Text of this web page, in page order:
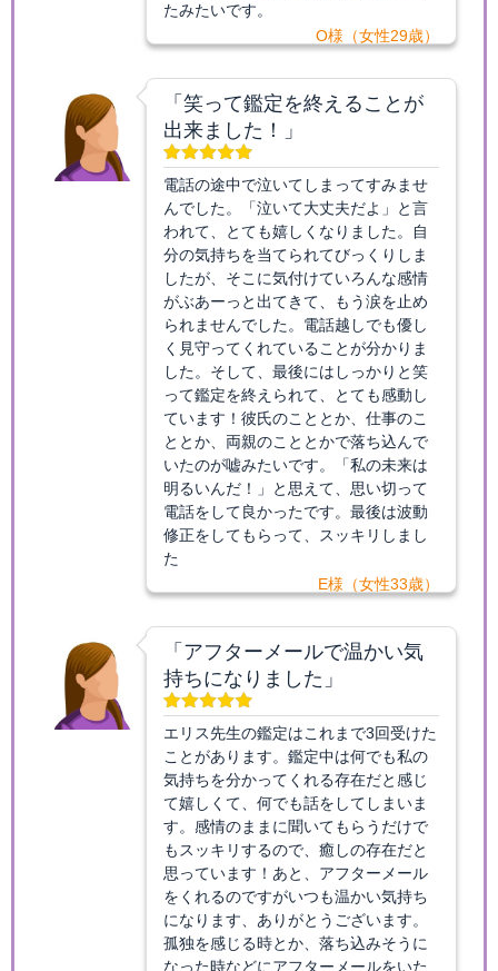
たみたいです。
O様（女性29歳）
「笑って鑑定を終えることが
出来ました！」
電話の途中で泣いてしまってすみませ
んでした。「泣いて大丈夫だよ」と言
われて、とても嬉しくなりました。自
分の気持ちを当てられてびっくりしま
したが、そこに気付けていろんな感情
がぶあーっと出てきて、もう涙を止め
られませんでした。電話越しでも優し
く見守ってくれていることが分かりま
した。そして、最後にはしっかりと笑
って鑑定を終えられて、とても感動し
ています！彼氏のこととか、仕事のこ
ととか、両親のこととかで落ち込んで
いたのが嘘みたいです。「私の未来は
明るいんだ！」と思えて、思い切って
電話をして良かったです。最後は波動
修正をしてもらって、スッキリしまし
た
E様（女性33歳）
「アフターメールで温かい気
持ちになりました」
エリス先生の鑑定はこれまで3回受けた
ことがあります。鑑定中は何でも私の
気持ちを分かってくれる存在だと感じ
て嬉しくて、何でも話をしてしまいま
す。感情のままに聞いてもらうだけで
もスッキリするので、癒しの存在だと
思っています！あと、アフターメール
をくれるのですがいつも温かい気持ち
になります、ありがとうございます。
孤独を感じる時とか、落ち込みそうに
なった時などにアフターメールをいた